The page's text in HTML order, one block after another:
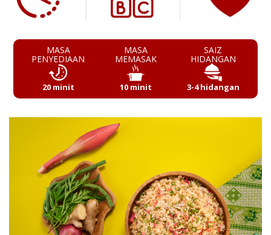
MASA
PENYEDIAAN
20 minit
MASA
MEMASAK
10 minit
SAIZ
HIDANGAN
3-4 hidangan